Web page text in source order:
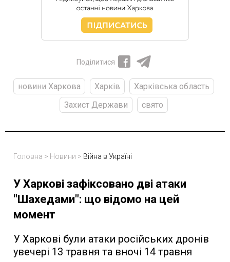
Поділитися
новини Харкова Харків
Харківська область
Захист Держави
свято
Головна > Новини > Війна в Україні
У Харкові зафіксовано дві атаки
"Шахедами": що відомо на цей
момент
У Харкові були атаки російських дронів
увечері 13 травня та вночі 14 травня